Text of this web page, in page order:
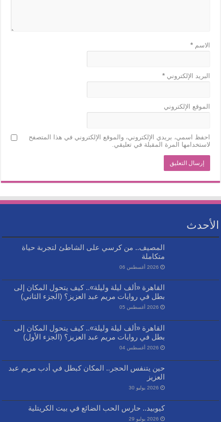
الاسم*
البريد الإلكتروني*
الموقع الإلكتروني
احفظ اسمي، بريدي الإلكتروني، والموقع الإلكتروني في هذا المتصفح
لاستخدامها المرة المقبلة في تعليقي.
الأحدث
المصيف.. من كرسي على الشاطئ لتجربة حياة
متكاملة
2026 أغسطس 06
القاهرة «ألف ليلة وليلة».. كيف يتحول المكان إلى
بطل في روايات مريم عبد العزيز؟ (الجزء الثاني)
2026 أغسطس 05
القاهرة «ألف ليلة وليلة».. كيف يتحول المكان إلى
بطل في روايات مريم عبد العزيز؟ (الجزء الأول)
2026 أغسطس 04
حين يتنفس الحجر.. المكان كبطل في أدب مريم عبد
العزيز
2026 يوليو 30
كيوبيد.. حارس الحب الضائع في بيت الكريتلية
2026 يوليو 29